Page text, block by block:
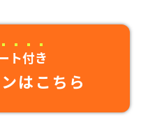
ト付き
はこちら